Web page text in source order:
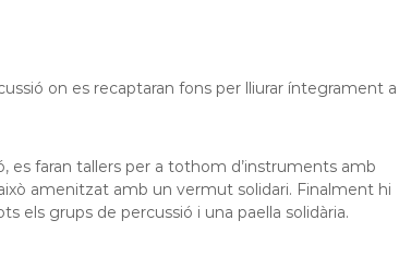
on es recaptaran fons per lliurar íntegrament a
es faran tallers per a tothom d’instruments amb
amenitzat amb un vermut solidari. Finalment hi
els grups de percussió i una paella solidària.